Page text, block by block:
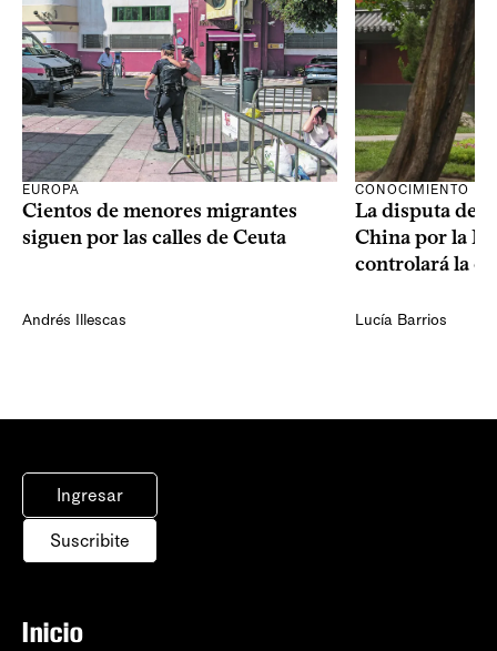
EUROPA
Cientos de menores migrantes
siguen por las calles de Ceuta
Andrés Illescas
CONOCIMIENTO
La disputa de
China por la
controlará la
Lucía Barrios
Ingresar
Suscribite
Inicio